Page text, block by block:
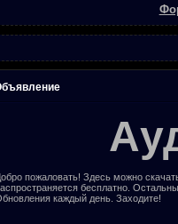
пожаловать! Здесь можно
бесплатно.
каждый день. Заходите!